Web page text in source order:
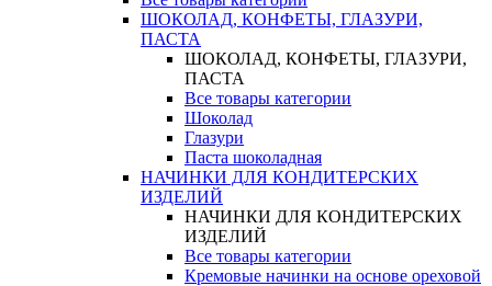
ШОКОЛАД, КОНФЕТЫ, ГЛАЗУРИ,
ПАСТА
ШОКОЛАД, КОНФЕТЫ, ГЛАЗУРИ,
ПАСТА
Все товары категории
Шоколад
Глазури
Паста шоколадная
НАЧИНКИ ДЛЯ КОНДИТЕРСКИХ
ИЗДЕЛИЙ
НАЧИНКИ ДЛЯ КОНДИТЕРСКИХ
ИЗДЕЛИЙ
Все товары категории
Кремовые начинки на основе ореховой